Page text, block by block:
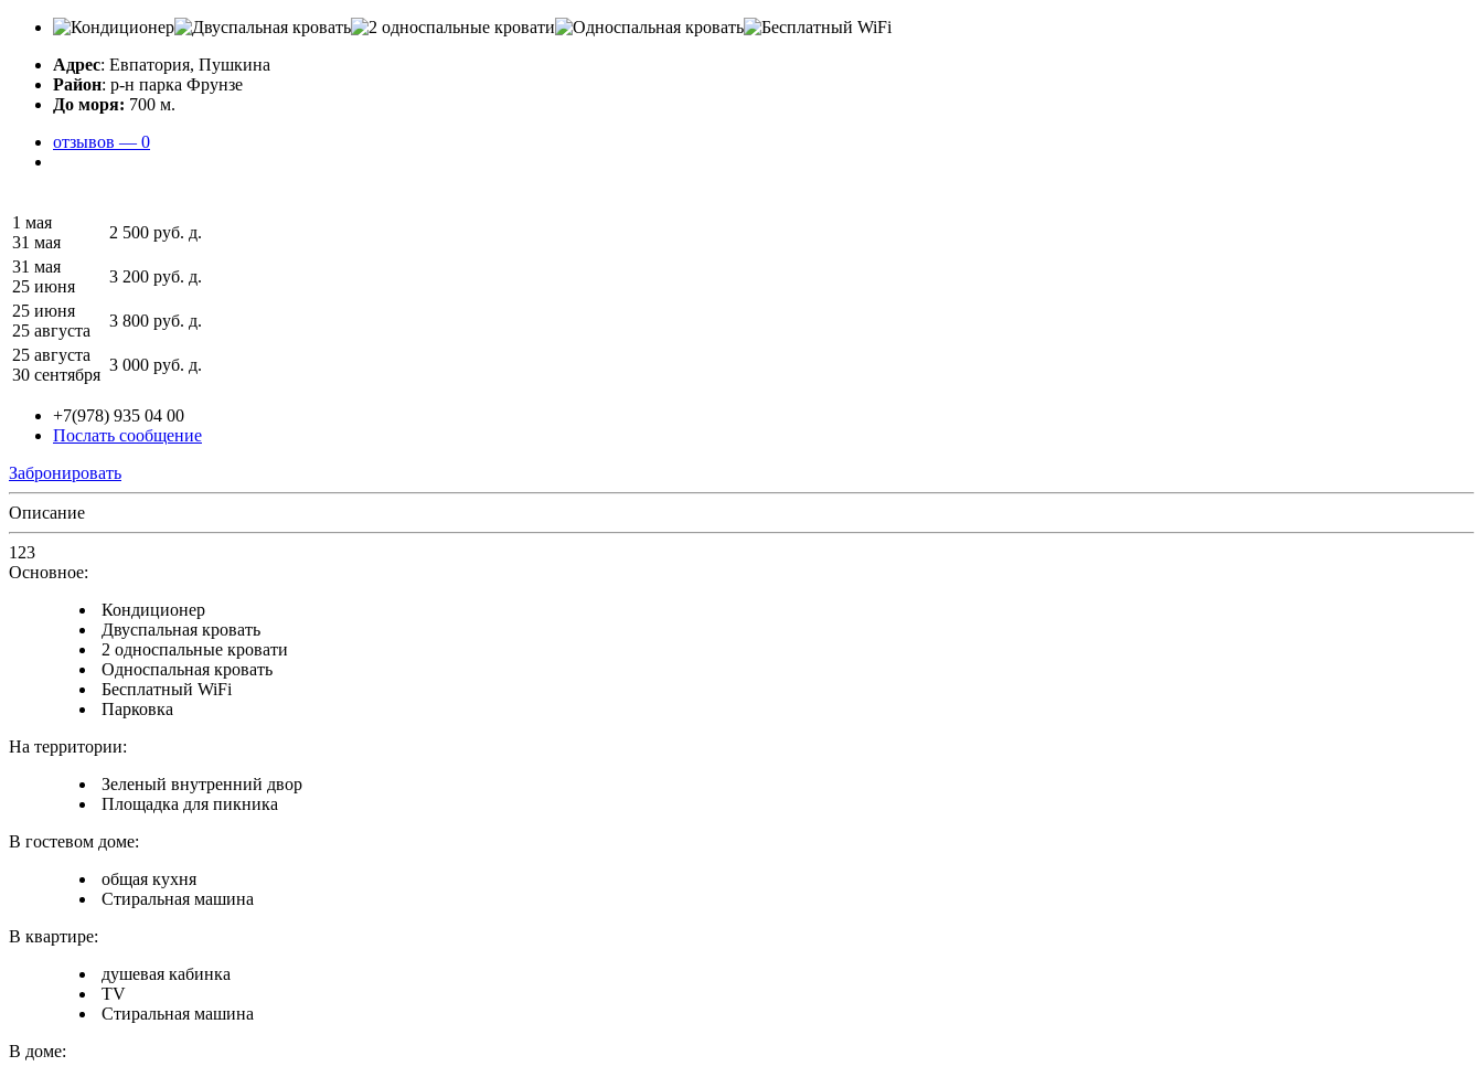
Адрес: Евпатория, Пушкина
Район: р-н парка Фрунзе
До моря: 700 м.
отзывов — 0
1 мая
31 мая
2 500 руб. д.
31 мая
25 июня
3 200 руб. д.
25 июня
25 августа
3 800 руб. д.
25 августа
30 сентября
3 000 руб. д.
+7(978) 935 04 00
Послать сообщение
Забронировать
Описание
123
Основное:
Кондиционер
Двуспальная кровать
2 односпальные кровати
Односпальная кровать
Бесплатный WiFi
Парковка
На территории:
Зеленый внутренний двор
Площадка для пикника
В гостевом доме:
общая кухня
Стиральная машина
В квартире:
душевая кабинка
TV
Стиральная машина
В доме: